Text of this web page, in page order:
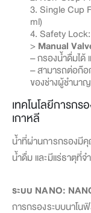
3. Single Cup
ml)
4. Safety Lock:
> Manual
– กรองน้ำดื่มได้
– สามารถต่อก๊อ
ของช่างผู้ชำนา
เทคโนโลยีการกร
เกาหลี
น้ำที่ผ่านการกรองมี
น้ำดื่ม และมีแร่ธาตุที่จ
ระบบ NANO:
การกรองระบบนาโน